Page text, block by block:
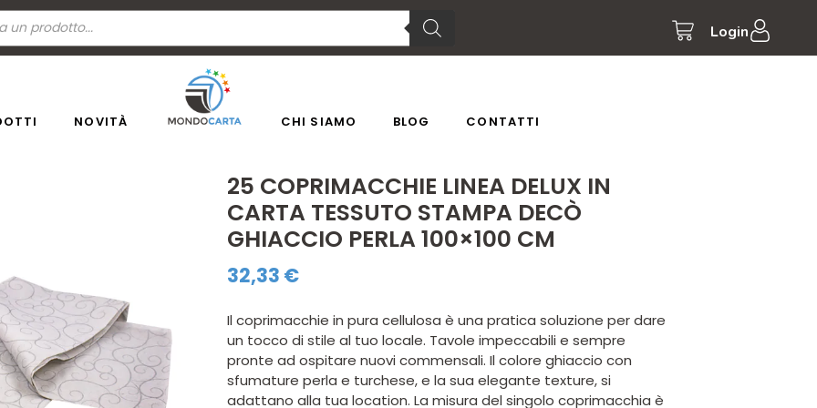
Login
NOVITÀ CHI SIAMO BLOG CONTATTI
25 COPRIMACCHIE LINEA DELUX IN
CARTA TESSUTO STAMPA DECÒ
GHIACCIO PERLA 100×100 CM
32,33 €
Il coprimacchie in pura cellulosa è una pratica soluzione per dare
un tocco di stile al tuo locale. Tavole impeccabili e sempre
pronte ad ospitare nuovi commensali. Il colore ghiaccio con
sfumature perla e turchese, e la sua elegante texture, si
adattano alla tua location. La misura del singolo coprimacchia è